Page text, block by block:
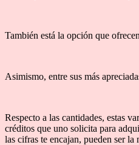
También está la opción que
Asimismo, entre sus más
Respecto a las cantidades, estas
créditos que uno solicita para
las cifras te encajan, pueden ser la